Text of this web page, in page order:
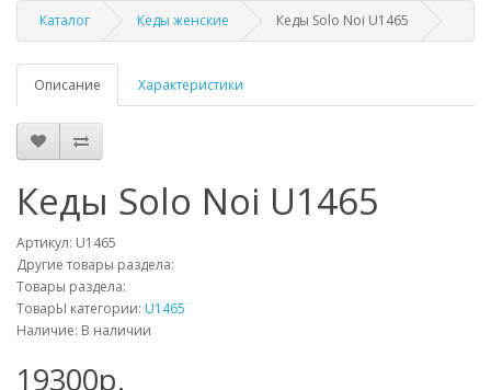
Каталог Кеды женские Кеды Solo Noi U1465
Описание Характеристики
Кеды Solo Noi U1465
Артикул: U1465
Другие товары раздела:
Товары раздела:
ТоварЫ категории: U1465
Наличие: В наличии
19300р.